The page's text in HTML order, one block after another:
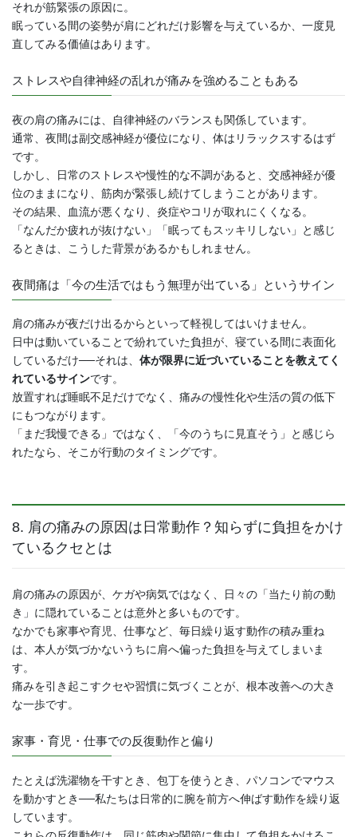
それが筋緊張の原因に。
眠っている間の姿勢が肩にどれだけ影響を与えているか、一度見
直してみる価値はあります。
ストレスや自律神経の乱れが痛みを強めることもある
夜の肩の痛みには、自律神経のバランスも関係しています。
通常、夜間は副交感神経が優位になり、体はリラックスするはず
です。
しかし、日常のストレスや慢性的な不調があると、交感神経が優
位のままになり、筋肉が緊張し続けてしまうことがあります。
その結果、血流が悪くなり、炎症やコリが取れにくくなる。
「なんだか疲れが抜けない」「眠ってもスッキリしない」と感じ
るときは、こうした背景があるかもしれません。
夜間痛は「今の生活ではもう無理が出ている」というサイン
肩の痛みが夜だけ出るからといって軽視してはいけません。
日中は動いていることで紛れていた負担が、寝ている間に表面化
しているだけ──それは、 体が限界に近づいていることを教えてく
れているサインです。
放置すれば睡眠不足だけでなく、痛みの慢性化や生活の質の低下
にもつながります。
「まだ我慢できる」ではなく、「今のうちに見直そう」と感じら
れたなら、そこが行動のタイミングです。
8. 肩の痛みの原因は日常動作？知らずに負担をかけ
ているクセとは
肩の痛みの原因が、ケガや病気ではなく、日々の「当たり前の動
き」に隠れていることは意外と多いものです。
なかでも家事や育児、仕事など、毎日繰り返す動作の積み重ね
は、本人が気づかないうちに肩へ偏った負担を与えてしまいま
す。
痛みを引き起こすクセや習慣に気づくことが、根本改善への大き
な一歩です。
家事・育児・仕事での反復動作と偏り
たとえば洗濯物を干すとき、包丁を使うとき、パソコンでマウス
を動かすとき──私たちは日常的に腕を前方へ伸ばす動作を繰り返
しています。